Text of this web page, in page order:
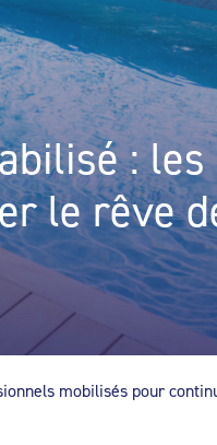
:
le rêve
mobilisés pour